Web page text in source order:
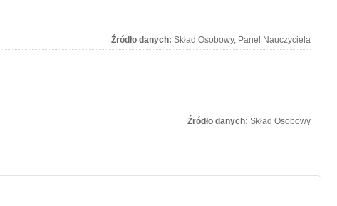
Źródło danych: Skład Osobowy, Panel Nauczyciela
Źródło danych: Skład Osobowy